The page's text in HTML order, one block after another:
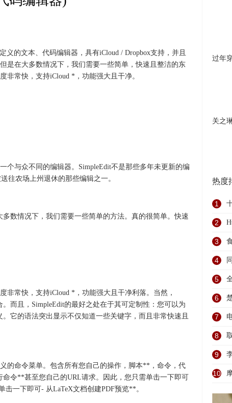
义的文本、代码编辑器，具有iCloud / Dropbox支持，并且
是在大多数情况下，我们需要一些简单，快速且整洁的东
非常快，支持iCloud *，功能强大且干净。
个与众不同的编辑器。SimpleEdit不是那些多年未更新的编
往农场上州退休的那些编辑之一。
数情况下，我们需要一些简单的方法。真的很简单。快速
非常快，支持iCloud *，功能强大且干净利落。当然，
而且，SimpleEdit的最好之处在于其可定制性：您可以为
它的语法突出显示不仅知道一些关键字，而且非常快速且
的命令菜单。包含所有您自己的操作，脚本**，命令，代
令**甚至您自己的URL请求。因此，您只需单击一下即可
一下即可- 从LaTeX文档创建PDF预览**。
过年
关之
热度
1
2
3
4
5
6
7
8
9
10